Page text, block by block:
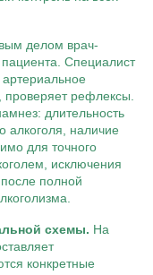
делом врач-
Специалист
проверяет рефлексы.
длительность
алкоголя, наличие
для точного
исключения
полной
схемы. На
конкретные